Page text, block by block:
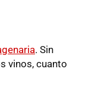
. Sin
vinos, cuanto